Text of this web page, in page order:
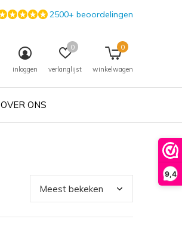
9,4
OVER ONS
inloggen verlanglijst
0
winkelwagen
0
2500+ beoordelingen